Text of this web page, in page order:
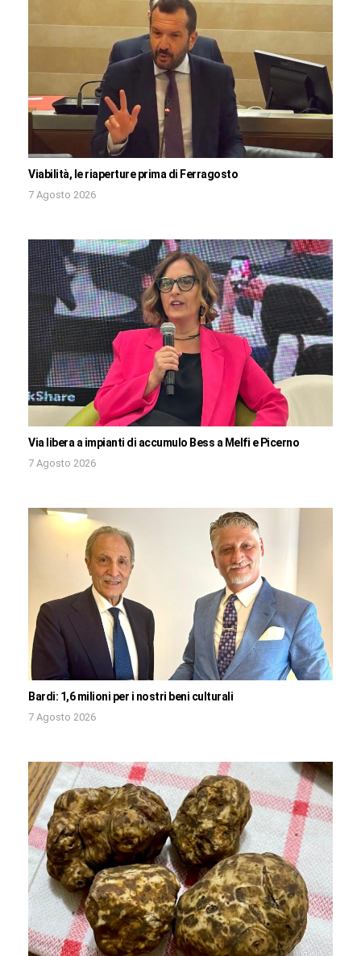
Viabilità, le riaperture prima di Ferragosto
7 Agosto 2026
Via libera a impianti di accumulo Bess a Melfi e Picerno
7 Agosto 2026
Bardi: 1,6 milioni per i nostri beni culturali
7 Agosto 2026